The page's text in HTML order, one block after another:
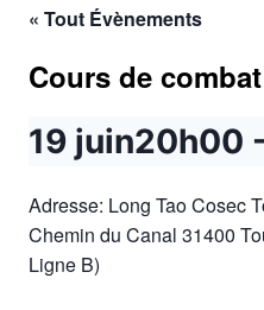
« Tout Évènements
Cours de
19 juin20h00
Adresse: Long Tao Cosec
Chemin du Canal 31400
Ligne B)